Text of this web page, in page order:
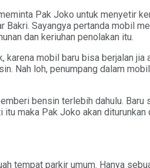
Pak Joko untuk menyetir
Sayangya pertanda mobil
dan keriuhan penolakan itu.
mobil baru bisa berjalan
Nah loh, penumpang dalam
bensin terlebih dahulu.
maka Pak Joko akan
tempat parkir umum. Hanya